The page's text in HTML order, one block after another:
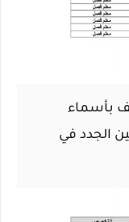
بأسماء
الجدد في